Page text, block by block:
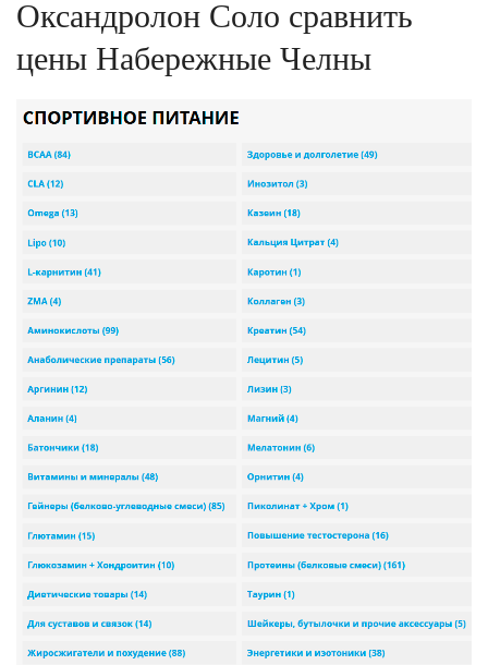
Оксандролон Соло сравнить
цены Набережные Челны